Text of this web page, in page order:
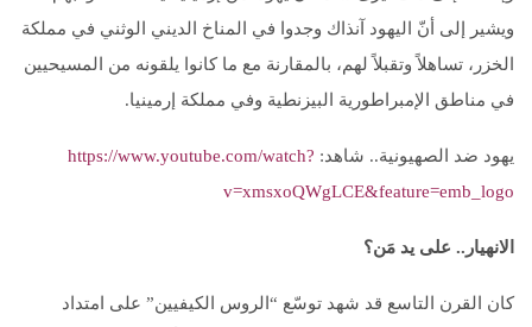
ويشير إلى أنّ اليهود آنذاك وجدوا في المناخ الديني الوثني في مملكة
الخزر، تساهلاً وتقبلاً لهم، بالمقارنة مع ما كانوا يلقونه من المسيحيين
في مناطق الإمبراطورية البيزنطية وفي مملكة إرمينيا.
يهود ضد الصهيونية.. شاهد: https://www.youtube.com/watch?
v=xmsxoQWgLCE&feature=emb_logo
الانهيار.. على يد مَن؟
كان القرن التاسع قد شهد توسّع “الروس الكيفيين” على امتداد